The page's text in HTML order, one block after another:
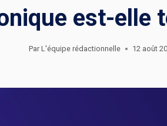
est-elle
Par L'équipe rédactionnelle 12 août